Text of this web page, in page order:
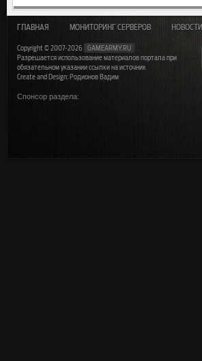
ГЛАВНАЯ МОНИТОРИНГ СЕРВЕРОВ НОВОСТИ
Copyright © 2007-2026
GAMEARMY.RU
Разрешается использование материалов портала при
обязательном указании ссылки на источник
Create and Design: Родионов Вадим
Спонсор раздела: